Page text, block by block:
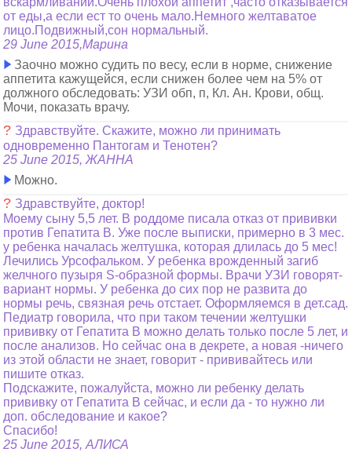
от еды,а если ест то очень мало.Немного желтаватое
лицо.Подвижный,сон нормальный.
29 June 2015,Марина
Заочно можно судить по весу, если в норме, снижение
аппетита кажущейся, если снижен более чем на 5% от
должного обследовать: УЗИ обп, п, Кл. Ан. Крови, общ.
Мочи, показать врачу.
? Здравствуйте. Скажите, можно ли принимать
одновременно Пантогам и Тенотен?
25 June 2015, ЖАННА
Можно.
? Здравствуйте, доктор!
Моему сыну 5,5 лет. В роддоме писала отказ от прививки
против Гепатита В. Уже после выписки, примерно в 3 мес.
у ребенка началась желтушка, которая длилась до 5 мес!
Лечились Урсофальком. У ребенка врожденный загиб
желчного пузыря S-образной формы. Врачи УЗИ говорят-
вариант нормы. У ребенка до сих пор не развита до
нормы речь, связная речь отстает. Оформляемся в дет.сад.
Педиатр говорила, что при таком течении желтушки
прививку от Гепатита В можно делать только после 5 лет, и
после анализов. Но сейчас она в декрете, а новая -ничего
из этой области не знает, говорит - прививайтесь или
пишите отказ.
Подскажите, пожалуйста, можно ли ребенку делать
прививку от Гепатита В сейчас, и если да - то нужно ли
доп. обследование и какое?
Спасибо!
25 June 2015, АЛИСА